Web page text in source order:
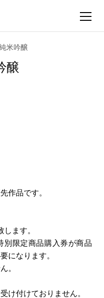
ショッピ
米吟醸
醸
作品です。
ます。
限定商品購入券が商品
になります。
。
け付けておりません。